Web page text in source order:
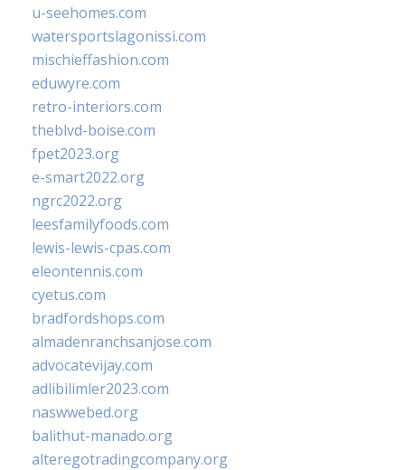
u-seehomes.com
watersportslagonissi.com
mischieffashion.com
eduwyre.com
retro-interiors.com
theblvd-boise.com
fpet2023.org
e-smart2022.org
ngrc2022.org
leesfamilyfoods.com
lewis-lewis-cpas.com
eleontennis.com
cyetus.com
bradfordshops.com
almadenranchsanjose.com
advocatevijay.com
adlibilimler2023.com
naswwebed.org
balithut-manado.org
alteregotradingcompany.org